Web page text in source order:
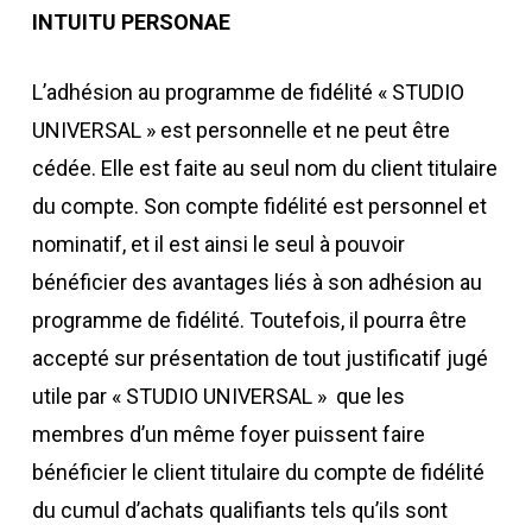
INTUITU PERSONAE
L’adhésion au programme de fidélité « STUDIO
UNIVERSAL » est personnelle et ne peut être
cédée. Elle est faite au seul nom du client titulaire
du compte. Son compte fidélité est personnel et
nominatif, et il est ainsi le seul à pouvoir
bénéficier des avantages liés à son adhésion au
programme de fidélité. Toutefois, il pourra être
accepté sur présentation de tout justificatif jugé
utile par « STUDIO UNIVERSAL » que les
membres d’un même foyer puissent faire
bénéficier le client titulaire du compte de fidélité
du cumul d’achats qualifiants tels qu’ils sont